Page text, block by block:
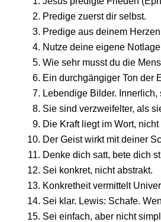
Predige zuerst dir selbst.
Predige aus deinem
Nutze deine eigene
Wie sehr musst du die
Ein durchgängiger Ton der
Lebendige Bilder.
Sie sind verzweifelter, als
Die Kraft liegt im Wort,
Der Geist wirkt mit deiner
Denke dich satt, bete dich
Sei konkret, nicht abstrakt.
Konkretheit vermittelt
Sei klar. Lewis: Schafe.
Sei einfach, aber nicht